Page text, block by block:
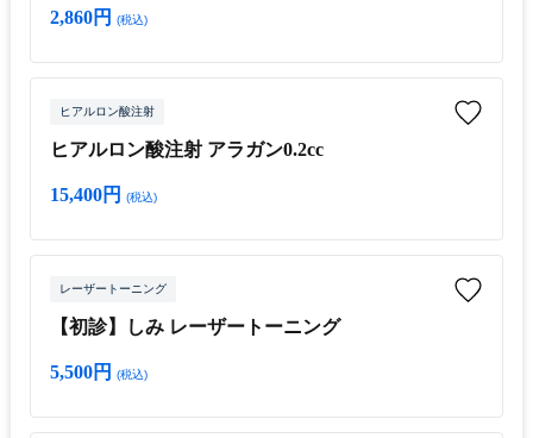
2,860円 (税込)
ヒアルロン酸注射
ヒアルロン酸注射 アラガン0.2cc
15,400円 (税込)
レーザートーニング
【初診】しみ レーザートーニング
5,500円 (税込)